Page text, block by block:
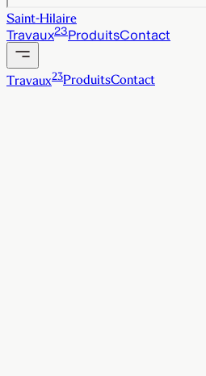
Saint-Hilaire
Travaux23ProduitsContact
Travaux23ProduitsContact